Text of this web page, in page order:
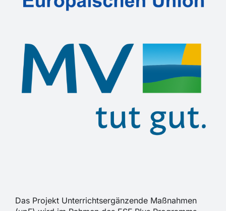
Das Projekt Unterrichtsergänzende Maßnahmen